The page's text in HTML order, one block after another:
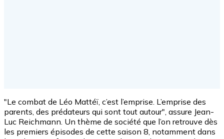
"Le combat de Léo Mattéï, c’est l’emprise. L’emprise des
parents, des prédateurs qui sont tout autour", assure Jean-
Luc Reichmann. Un thème de société que l’on retrouve dès
les premiers épisodes de cette saison 8, notamment dans